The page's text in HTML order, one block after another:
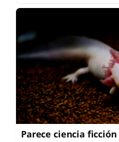
Parece ciencia ficción